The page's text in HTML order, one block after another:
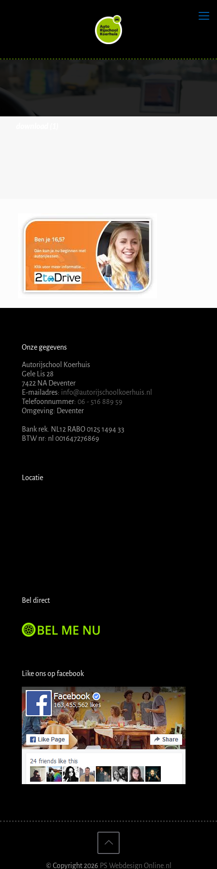
Onze gegevens
Autorijschool Koerhuis
Gele Lis 28
7422 NA Deventer
E-mailadres: info@autorijschoolkoerhuis.nl
Telefoonnummer: 06 - 516 889 59
Omgeving: Deventer
Bank rek. NL12 RABO 0125 1494 33
BTW nr: nl 001647276869
Locatie
Bel direct
Like ons op facebook
© Copyright 2026 PS Webdesign Online.nl